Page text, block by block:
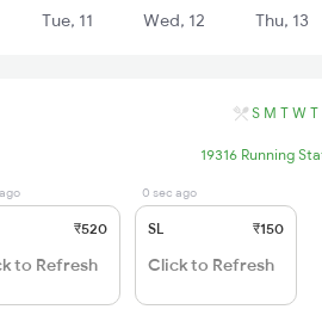
Tue, 11 Wed, 12 Thu, 13
S M T W T
19316 Running
₹520
to Refresh
0 sec ago
SL ₹150
Click to Refresh